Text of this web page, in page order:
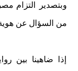
وبتصدير التزام
من السؤال عن هوية
إذا ضاهينا بين